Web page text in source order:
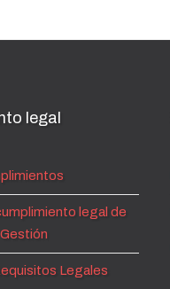
legal
legal de
Legales